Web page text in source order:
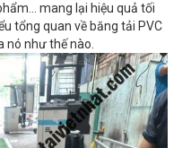
mang lại hiệu quả tối
tổng quan về băng tải PVC
nó như thế nào.